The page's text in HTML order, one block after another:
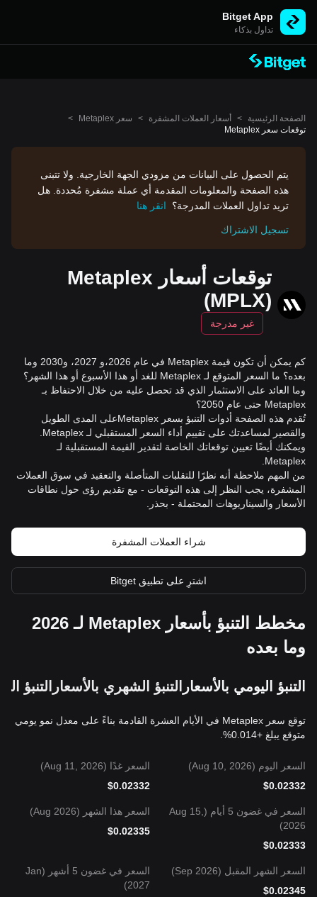
Bitget App
تداول بذكاء
الصفحة الرئيسية > أسعار العملات المشفرة > سعر Metaplex
>
توقعات سعر Metaplex
يتم الحصول على البيانات من مزودي الجهة الخارجية. ولا تتبنى
هذه الصفحة والمعلومات المقدمة أي عملة مشفرة مُحددة. هل
تريد تداول العملات المدرجة؟
انقر هنا
تسجيل الاشتراك
توقعات أسعار Metaplex
(MPLX)
غير مدرجة
كم يمكن أن تكون قيمة Metaplex في عام 2026،و 2027، و2030 وما
بعده؟ ما السعر المتوقع لـ Metaplex للغد أو هذا الأسبوع أو هذا الشهر؟
وما العائد على الاستثمار الذي قد تحصل عليه من خلال الاحتفاظ بـ
Metaplex حتى عام 2050؟
تُقدم هذه الصفحة أدوات التنبؤ بسعر Metaplexعلى المدى الطويل
ويمكنك أيضًا تعيين توقعاتك الخاصة لتقدير القيمة المستقبلية لـ
Metaplex.
من المهم ملاحظة أنه نظرًا للتقلبات المتأصلة والتعقيد في سوق العملات
المشفرة، يجب النظر إلى هذه التوقعات - مع تقديم رؤى حول نطاقات
الأسعار والسيناريوهات المحتملة - بحذر.
شراء العملات المشفرة
اشترِ على تطبيق Bitget
مخطط التنبؤ بأسعار Metaplex لـ 2026
وما بعده
التنبؤ اليومي بالأسعار التنبؤ الشهري بالأسعار التنبؤ
توقع سعر Metaplex في الأيام العشرة القادمة بناءً على معدل نمو يومي
متوقع يبلغ +0.014%.
السعر اليوم (Aug 10, 2026)
$0.02332
السعر غدًا (Aug 11, 2026)
$0.02332
السعر في غضون 5 أيام (Aug 15,
2026)
$0.02333
السعر هذا الشهر (Aug 2026)
$0.02335
السعر الشهر المقبل (Sep 2026)
$0.02345
السعر في غضون 5 أشهر (Jan
2027)